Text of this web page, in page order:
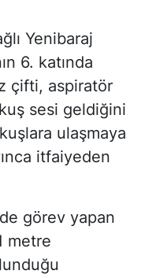
Yenibaraj
6. katında
çifti, aspiratör
sesi geldiğini
ulaşmaya
itfaiyeden
görev yapan
metre